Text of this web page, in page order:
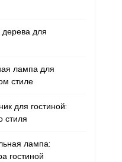
дерева для
лампа для
стиле
для гостиной:
стиля
лампа:
гостиной